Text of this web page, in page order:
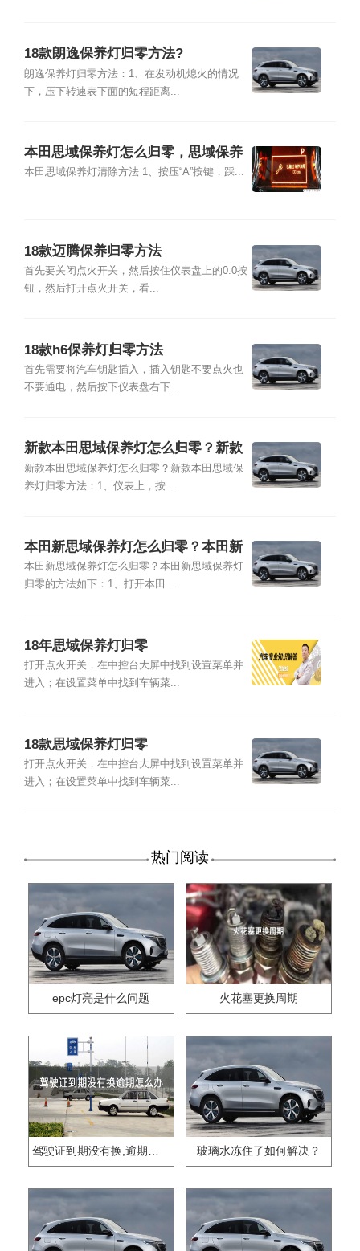
18款朗逸保养灯归零方法?
朗逸保养灯归零方法：1、在发动机熄火的情况
下，压下转速表下面的短程距离...
本田思域保养灯怎么归零，思域保养
灯复位清零方法
本田思域保养灯清除方法 1、按压“A”按键，踩...
18款迈腾保养归零方法
首先要关闭点火开关，然后按住仪表盘上的0.0按
钮，然后打开点火开关，看...
18款h6保养灯归零方法
首先需要将汽车钥匙插入，插入钥匙不要点火也
不要通电，然后按下仪表盘右下...
新款本田思域保养灯怎么归零？新款
本田思域保养灯归零方法
新款本田思域保养灯怎么归零？新款本田思域保
养灯归零方法：1、仪表上，按...
本田新思域保养灯怎么归零？本田新
思域保养灯归零的方法
本田新思域保养灯怎么归零？本田新思域保养灯
归零的方法如下：1、打开本田...
18年思域保养灯归零
打开点火开关，在中控台大屏中找到设置菜单并
进入；在设置菜单中找到车辆菜...
18款思域保养灯归零
打开点火开关，在中控台大屏中找到设置菜单并
进入；在设置菜单中找到车辆菜...
热门阅读
epc灯亮是什么问题 火花塞更换周期
驾驶证到期没有换,逾期怎么办?? 玻璃水冻住了如何解决？